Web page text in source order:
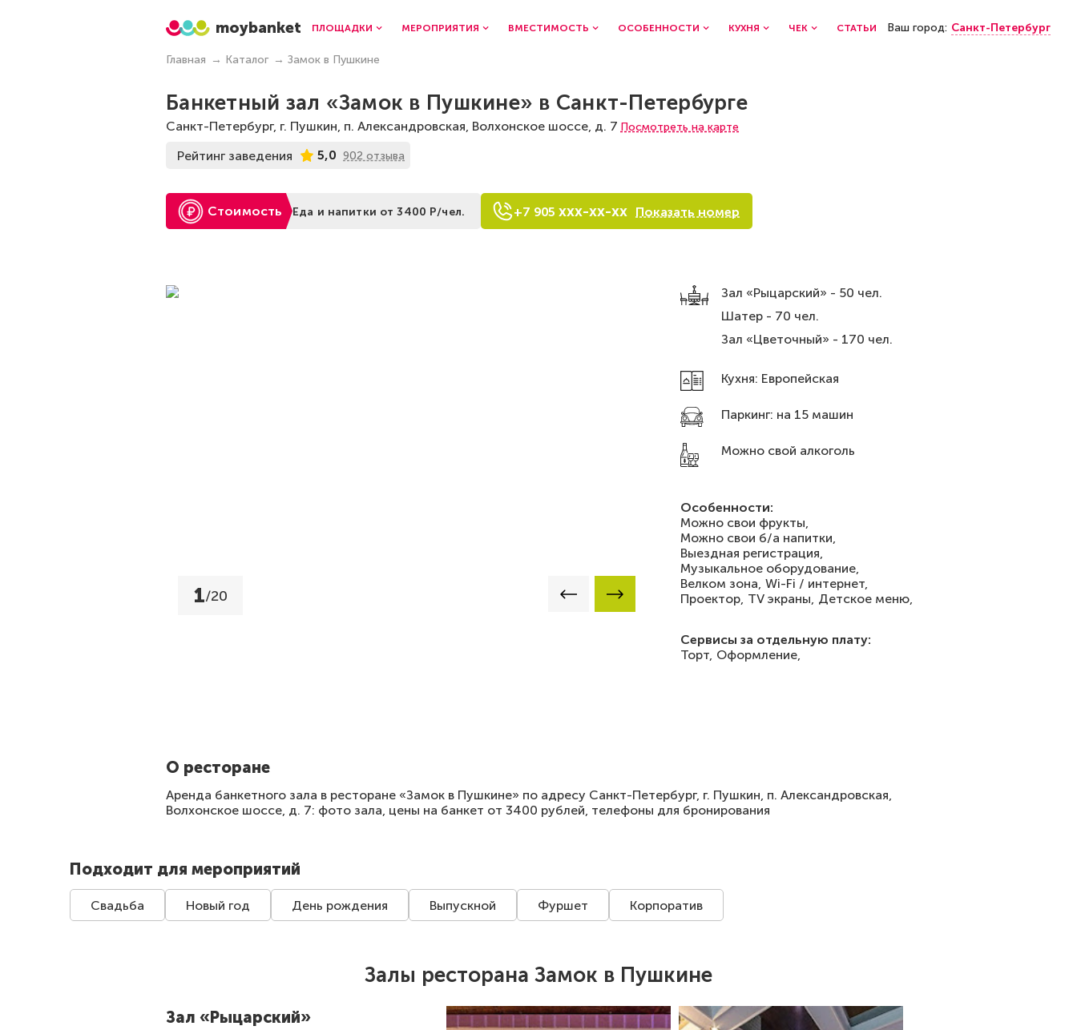
moybanket ПЛОЩАДКИ МЕРОПРИЯТИЯ ВМЕСТИМОСТЬ ОСОБЕННОСТИ КУХНЯ ЧЕК СТАТЬИ Ваш город: Санкт-Петербург
Главная Каталог Замок в Пушкине
Банкетный зал «Замок в Пушкине» в Санкт-Петербурге
Санкт-Петербург, г. Пушкин, п. Александровская, Волхонское шоссе, д. 7 Посмотреть на карте
Рейтинг заведения 5,0 902 отзыва
Стоимость Еда и напитки от 3400 Р/чел. +7 905 xxx-xx-xx Показать номер
Зал «Рыцарский» - 50 чел.
Шатер - 70 чел.
Зал «Цветочный» - 170 чел.
Кухня: Европейская
Паркинг: на 15 машин
Можно свой алкоголь
Особенности:
Можно свои фрукты,
Можно свои б/а напитки,
Выездная регистрация,
Музыкальное оборудование,
Велком зона, Wi-Fi / интернет,
Проектор, TV экраны, Детское меню,
Сервисы за отдельную плату:
Торт, Оформление,
1/20
О ресторане
Аренда банкетного зала в ресторане «Замок в Пушкине» по адресу Санкт-Петербург, г. Пушкин, п. Александровская,
Волхонское шоссе, д. 7: фото зала, цены на банкет от 3400 рублей, телефоны для бронирования
Подходит для мероприятий
Свадьба Новый год День рождения Выпускной Фуршет Корпоратив
Залы ресторана Замок в Пушкине
Зал «Рыцарский»